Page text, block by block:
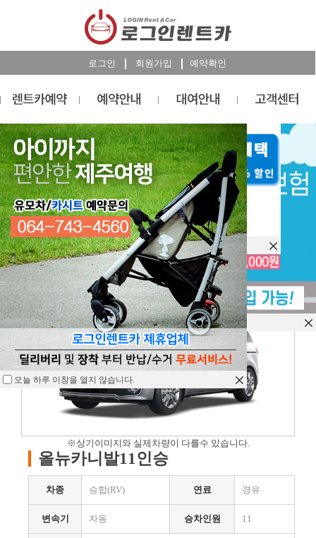
로그인 회원가입 예약확인
렌트카예약
RESERVATION
렌트카 예약하기
※상기이미지와 실제차량이 다를수 있습니다.
올뉴카니발11인승
차종 승합(RV) 연료 경유
변속기 자동 승차인원 11
오늘 하루 이창을 열지 않습니다.
오늘 하루 이창을 열지 않습니다.
오늘 하루 이창을 열지 않습니다.
오늘 하루 이창을 열지 않습니다.